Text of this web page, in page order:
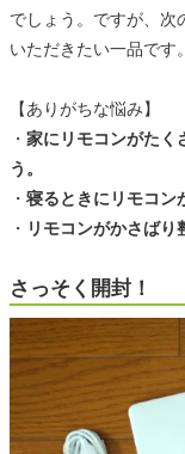
でしょう。ですが、次
いただきたい一品です。
【ありがちな悩み】
・ 家にリモコンがたく
う。
・ 寝るときにリモコン
・ リモコンがかさばり
さっそく開封！